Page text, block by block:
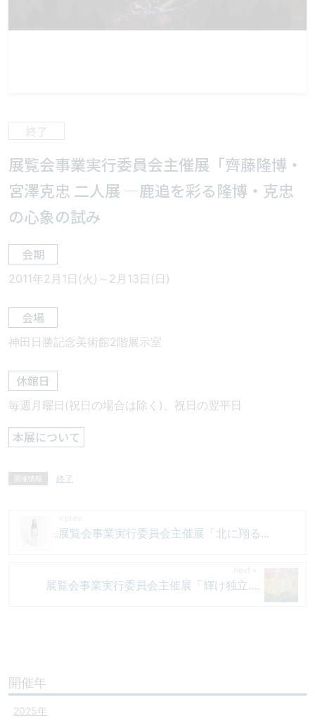
展覧会事業実行委員会主催展「齊藤隆博・
宮澤克忠 二人展 ―鹿追を彩る隆博・克忠
の心象の試み
会期
2011年2月1日(火)～2月13日(日)
会場
神田日勝記念美術館2階展示室
休館日
毎週月曜日(祝日の場合は除く)、祝日の翌平日
本展について
開催情報 終了
展覧会事業実行委員会主催展「北に翔る...
展覧会事業実行委員会主催展「輝け独立...
開催年
2025年